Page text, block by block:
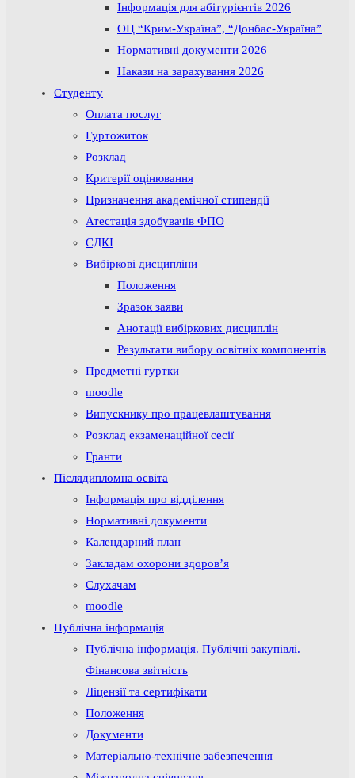
Інформація для абітурієнтів 2026
ОЦ “Крим-Україна”, “Донбас-Україна”
Нормативні документи 2026
Накази на зарахування 2026
Студенту
Оплата послуг
Гуртожиток
Розклад
Критерії оцінювання
Призначення академічної стипендії
Атестація здобувачів ФПО
ЄДКІ
Вибіркові дисципліни
Положення
Зразок заяви
Анотації вибіркових дисциплін
Результати вибору освітніх компонентів
Предметні гуртки
moodle
Випускнику про працевлаштування
Розклад екзаменаційної сесії
Гранти
Післядипломна освіта
Інформація про відділення
Нормативні документи
Календарний план
Закладам охорони здоров’я
Слухачам
moodle
Публічна інформація
Публічна інформація. Публічні закупівлі.
Фінансова звітність
Ліцензії та сертифікати
Положення
Документи
Матеріально-технічне забезпечення